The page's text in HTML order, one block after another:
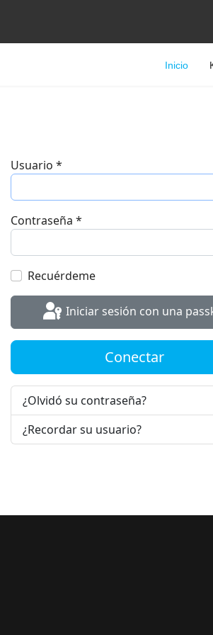
Inicio
Usuario *
Contraseña *
Recuérdeme
Iniciar sesión con una
Conectar
¿Olvidó su contraseña?
¿Recordar su usuario?